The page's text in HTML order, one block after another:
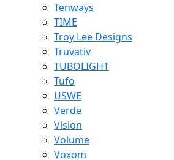
Tenways
TIME
Troy Lee Designs
Truvativ
TUBOLIGHT
Tufo
USWE
Verde
Vision
Volume
Voxom